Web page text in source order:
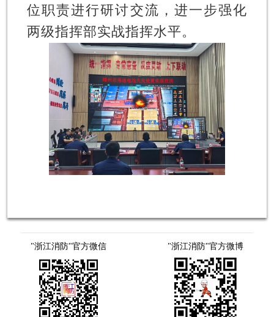
位职责进行研讨交流，进一步强化
两级指挥部实战指挥水平。
"浙江消防"官方微信 "浙江消防"官方微博